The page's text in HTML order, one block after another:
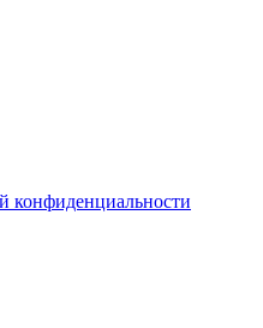
конфиденциальности